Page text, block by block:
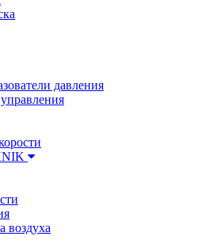
давления
воздуха